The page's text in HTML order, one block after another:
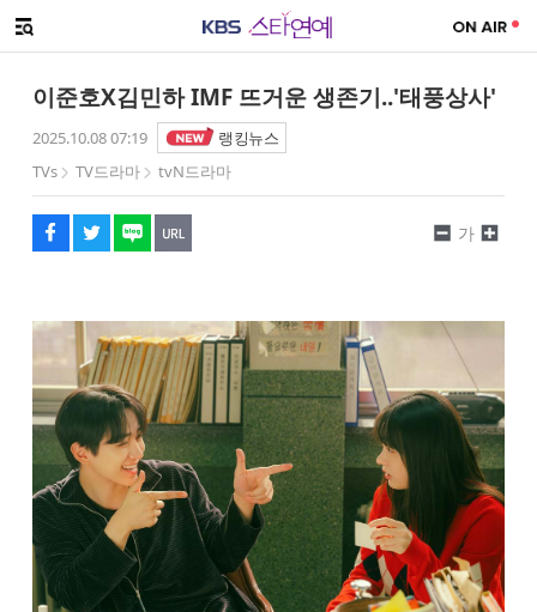
메뉴 열기
이준호X김민하 IMF 뜨거운 생존기..'태풍상사'
2025.10.08 07:19
랭킹뉴스
TVs
TV드라마 tvN드라마
페이스북
트위터
네이버
URL복사
글씨 작게보기
가
글씨 크게보기
해시태그